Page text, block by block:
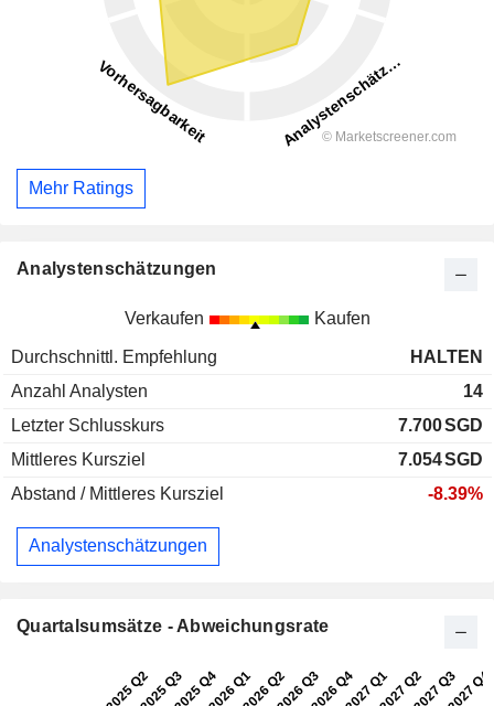
Mehr Ratings
Analystenschätzungen
Verkaufen Kaufen
Durchschnittl. Empfehlung
HALTEN
Anzahl Analysten
14
Letzter Schlusskurs
7.700SGD
Mittleres Kursziel
7.054SGD
Abstand / Mittleres Kursziel
-8.39%
Analystenschätzungen
Quartalsumsätze - Abweichungsrate